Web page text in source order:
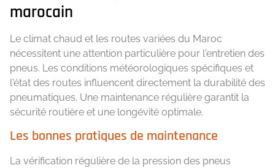
marocain
Le climat chaud et les routes variées du Maroc
nécessitent une attention particulière pour l'entretien des
pneus. Les conditions météorologiques spécifiques et
l'état des routes influencent directement la durabilité des
pneumatiques. Une maintenance régulière garantit la
sécurité routière et une longévité optimale.
Les bonnes pratiques de maintenance
La vérification régulière de la pression des pneus